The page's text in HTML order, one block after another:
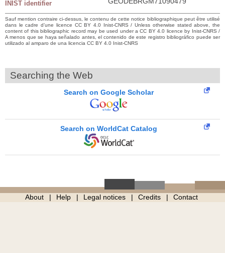
INIST identifier
Sauf mention contraire ci-dessus, le contenu de cette notice bibliographique peut être utilisé
dans le cadre d’une licence CC BY 4.0 Inist-CNRS / Unless otherwise stated above, the
content of this bibliographic record may be used under a CC BY 4.0 licence by Inist-CNRS /
A menos que se haya señalado antes, el contenido de este registro bibliográfico puede ser
utilizado al amparo de una licencia CC BY 4.0 Inist-CNRS
Searching the Web
Search on Google Scholar
Search on WorldCat Catalog
About Help Legal notices Credits Contact